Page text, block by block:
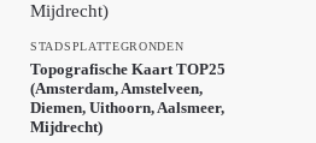
STADSPLATTEGRONDEN
Topografische Kaart TOP25
(Amsterdam, Amstelveen,
Diemen, Uithoorn, Aalsmeer,
Mijdrecht)